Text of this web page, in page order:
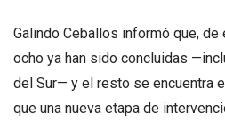
Galindo Ceballos informó que,
ocho ya han sido concluidas
del Sur— y el resto se encuentra
que una nueva etapa de